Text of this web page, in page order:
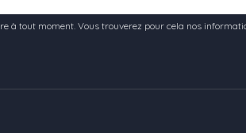
à tout moment. Vous trouverez pour cela nos